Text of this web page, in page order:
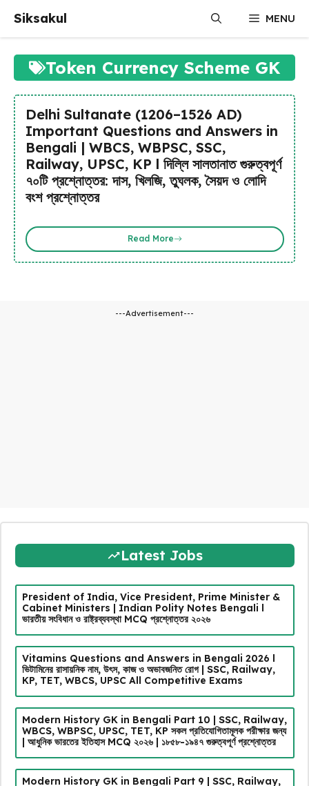
content
Siksakul MENU
Token Currency Scheme GK
Delhi Sultanate (1206–1526 AD)
Important Questions and Answers in
Bengali | WBCS, WBPSC, SSC,
Railway, UPSC, KP l দিল্লি সালতানাত গুরুত্বপূর্ণ
৭০টি প্রশ্নোত্তর: দাস, খিলজি, তুঘলক, সৈয়দ ও লোদি
বংশ প্রশ্নোত্তর
Read More
---Advertisement---
Latest Jobs
President of India, Vice President, Prime Minister &
Cabinet Ministers | Indian Polity Notes Bengali l
ভারতীয় সংবিধান ও রাষ্ট্রব্যবস্থা MCQ প্রশ্নোত্তর ২০২৬
Vitamins Questions and Answers in Bengali 2026 l
ভিটামিনের রাসায়নিক নাম, উৎস, কাজ ও অভাবজনিত রোগ | SSC, Railway,
KP, TET, WBCS, UPSC All Competitive Exams
Modern History GK in Bengali Part 10 | SSC, Railway,
WBCS, WBPSC, UPSC, TET, KP সকল প্রতিযোগিতামূলক পরীক্ষার জন্য
| আধুনিক ভারতের ইতিহাস MCQ ২০২৬ | ১৮৫৮-১৯৪৭ গুরুত্বপূর্ণ প্রশ্নোত্তর
Modern History GK in Bengali Part 9 | SSC, Railway,